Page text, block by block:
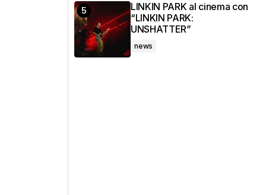
LINKIN PARK al cinema con
“LINKIN PARK:
UNSHATTER”
news